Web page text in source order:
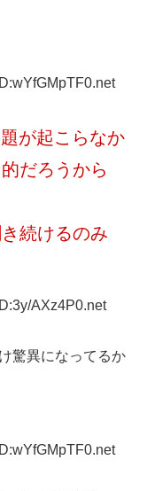
が起こらなか
だろうから
続けるのみ
AXz4P0.net
驚異になってるか